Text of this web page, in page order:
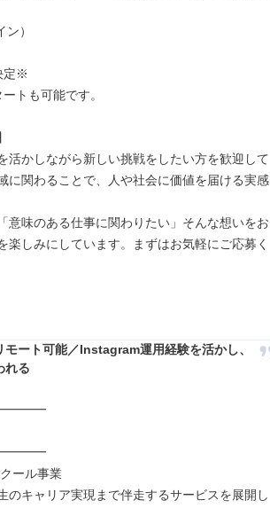
）
定※
トも可能です。
活かしながら新しい挑戦をしたい方を歓迎して
に関わることで、人や社会に価値を届ける実感
意味のある仕事に関わりたい」そんな想いをお
楽しみにしています。まずはお気軽にご応募く
モート可能／Instagram運用経験を活かし、
れる
ール事業
のキャリア実現まで伴走するサービスを展開し